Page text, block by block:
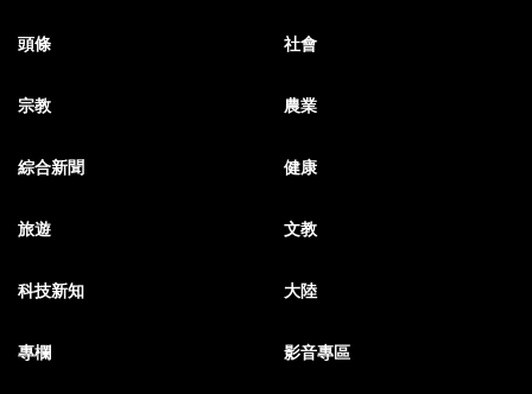
頭條 社會
宗教 農業
綜合新聞 健康
旅遊 文教
科技新知 大陸
專欄 影音專區